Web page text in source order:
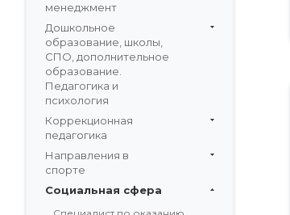
менеджмент
Дошкольное
образование, школы,
СПО, дополнительное
образование.
Педагогика и
психология
Коррекционная
педагогика
Направления в
спорте
Социальная сфера